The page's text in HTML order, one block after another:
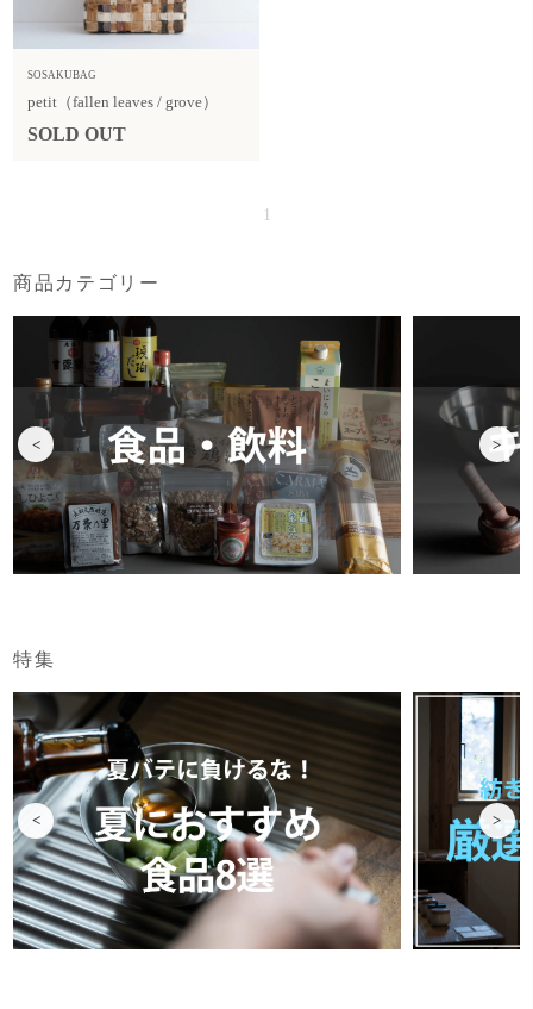
SOSAKUBAG
petit（fallen leaves / grove）
SOLD OUT
1
商品カテゴリー
< >
特集
< >